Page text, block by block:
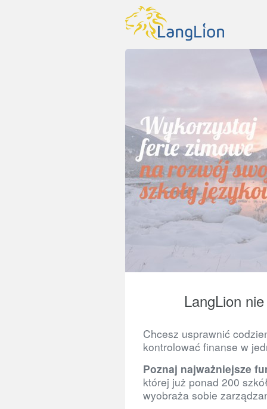
LangLion
Chcesz usprawnić
kontrolować finanse w
Poznaj najważniejsze
której już ponad 200
wyobraża sobie